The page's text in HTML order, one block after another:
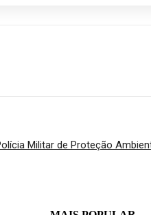
Militar de Proteção